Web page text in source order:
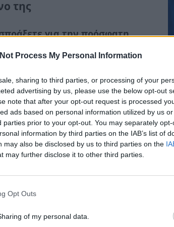
Process My Personal Information
sharing to third parties, or processing of your
advertising by us, please use the below opt-out
note that after your opt-out request is processed
ads based on personal information utilized by us
parties prior to your opt-out. You may separately
information by third parties on the IAB’s list of
may also be disclosed by us to third parties on the
may further disclose it to other third parties.
Opt Outs
of my personal data.
της
για την πρόσφατη
αντιμετώπισαν σαν άλογο που
5